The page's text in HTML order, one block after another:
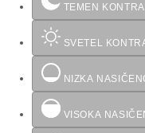
TEMEN
SVETEL
NIZKA
VISOKA